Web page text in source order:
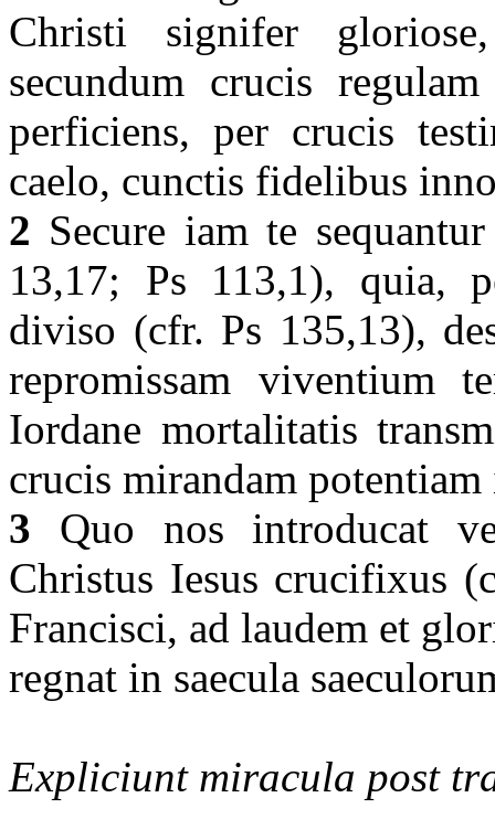
Christi signifer
secundum crucis
perficiens, per crucis
caelo, cunctis fidelibus
2 Secure iam te
13,17; Ps 113,1), quia,
diviso (cfr. Ps 135,13),
repromissam viventium
Iordane mortalitatis
crucis mirandam
3 Quo nos introducat
Christus Iesus crucifixus
Francisci, ad laudem et
regnat in saecula
Expliciunt miracula post